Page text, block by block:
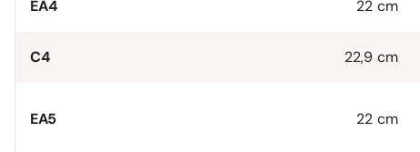
EA4 22 cm
C4 22,9 cm
EA5 22 cm